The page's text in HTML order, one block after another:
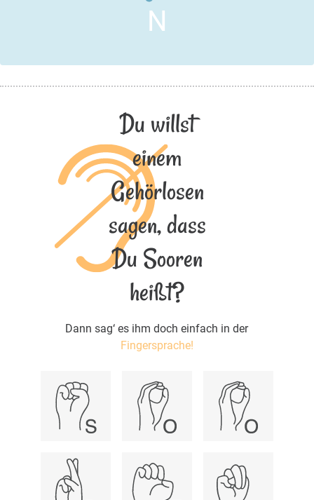
N
Du willst
einem
Gehörlosen
sagen, dass
Du Sooren
heißt?
Dann sag‘ es ihm doch einfach in der
Fingersprache!